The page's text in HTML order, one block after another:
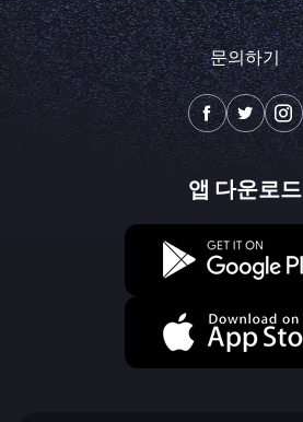
문의하기
앱 다운로드